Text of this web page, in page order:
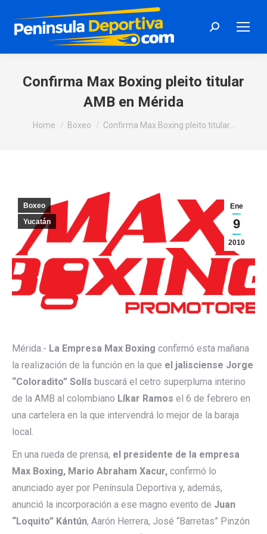
Search:
Confirma Max Boxing pleito titular
AMB en Mérida
You are here:
Home Boxeo Confirma Max Boxing pleito titular…
Ene
9
2010
Boxeo
Yucatán
Mérida.- La Empresa Max Boxing confirmó esta mañana
la realización de la función en la que el jalisciense Jorge
“Coloradito” Solís buscará el cetro superpluma interino
de la AMB al colombiano Líkar Ramos el 6 de febrero en
una cartelera en la que intervendrá lo mejor de la baraja
local.
En una rueda de prensa, el presidente de la empresa
Max Boxing, Mario Abraham Xacur, confirmó lo
anunciado ayer por Península Deportiva y, además,
anunció la incorporación a ese magno evento de Juan
“Loquito” Kántún, Aarón Herrera, José “Barretas” Pinzón